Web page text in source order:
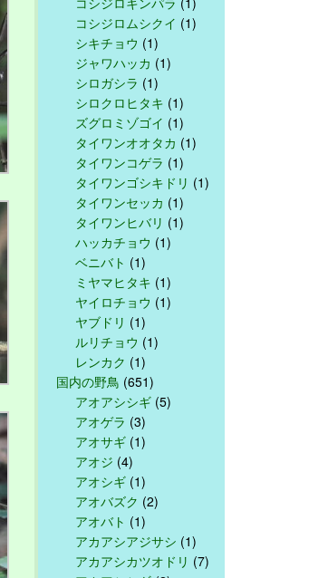
コシジロムシクイ (1)
シキチョウ (1)
ジャワハッカ (1)
シロガシラ (1)
シロクロヒタキ (1)
ズグロミゾゴイ (1)
タイワンオオタカ (1)
タイワンコゲラ (1)
タイワンゴシキドリ (1)
タイワンセッカ (1)
タイワンヒバリ (1)
ハッカチョウ (1)
ベニバト (1)
ミヤマヒタキ (1)
ヤイロチョウ (1)
ヤブドリ (1)
ルリチョウ (1)
レンカク (1)
国内の野鳥 (651)
アオアシシギ (5)
アオゲラ (3)
アオサギ (1)
アオジ (4)
アオシギ (1)
アオバズク (2)
アオバト (1)
アカアシアジサシ (1)
アカアシカツオドリ (7)